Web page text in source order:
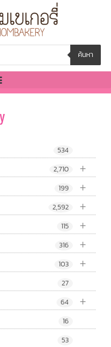
ค้นหา
534
+
2,710
+
199
+
2,592
+
115
+
316
+
103
27
+
64
16
53